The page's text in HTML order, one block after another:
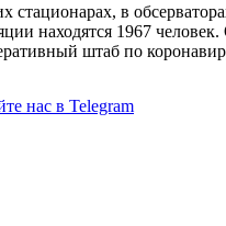
стационарах, в
находятся 1967
штаб по
нас в Telegram